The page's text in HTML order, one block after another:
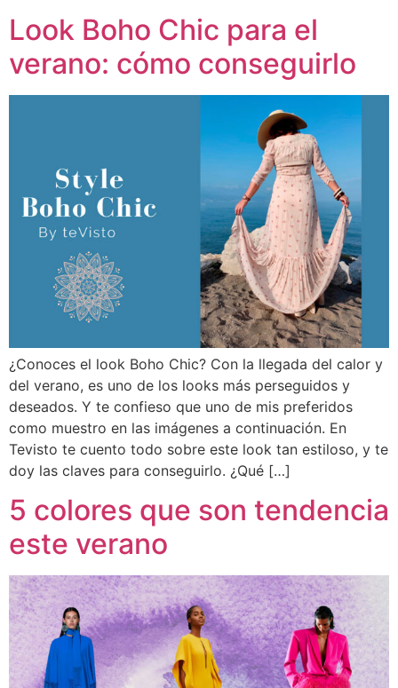
Look Boho Chic para el
verano: cómo conseguirlo
¿Conoces el look Boho Chic? Con la llegada del calor y
del verano, es uno de los looks más perseguidos y
deseados. Y te confieso que uno de mis preferidos
como muestro en las imágenes a continuación. En
Tevisto te cuento todo sobre este look tan estiloso, y te
doy las claves para conseguirlo. ¿Qué […]
5 colores que son tendencia
este verano